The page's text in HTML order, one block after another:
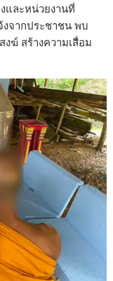
และหน่วยงานที่
งจากประชาชน พบ
ฆ์ สร้างความเสื่อม